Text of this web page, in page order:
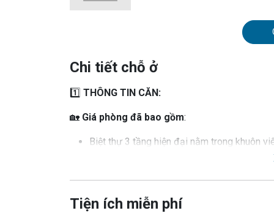
Chi tiết chỗ ở
1️⃣ THÔNG TIN CĂN:
🏡 Giá phòng đã bao gồm:
Biệt thự 3 tầng hiện đại nằm trong khuôn
Phòng khách đa năng với nội thất sang
Tiện ích miễn phí